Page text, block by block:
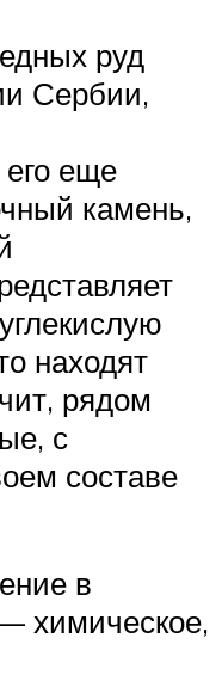
руд
Сербии,
еще
камень,
находят
рядом
с
составе
в
химическое,